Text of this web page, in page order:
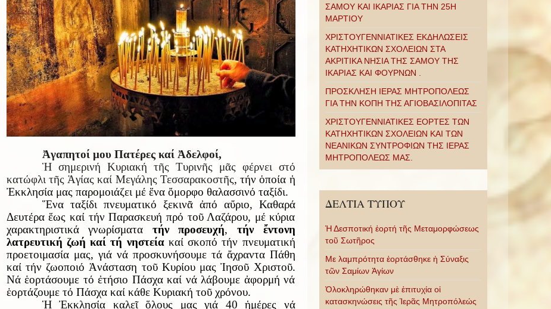
Ἀγαπητοί μου Πατέρες καί Ἀδελφοί,
Ἡ σημερινή Κυριακή τῆς Τυρινῆς μᾶς φέρνει στό
κατώφλι τῆς Ἁγίας καί Μεγάλης Τεσσαρακοστῆς, τήν ὁποία ἡ
Ἐκκλησία μας παρομοιάζει μέ ἕνα ὄμορφο θαλασσινό ταξίδι.
Ἕνα ταξίδι πνευματικό ξεκινᾶ ἀπό αὔριο, Καθαρά
Δευτέρα ἕως καί τήν Παρασκευή πρό τοῦ Λαζάρου, μέ κύρια
χαρακτηριστικά γνωρίσματα τήν προσευχή, τήν ἔντονη
λατρευτική ζωή καί τή νηστεία καί σκοπό τήν πνευματική
προετοιμασία μας, γιά νά προσκυνήσουμε τά ἄχραντα Πάθη
καί τήν ζωοποιό Ἀνάσταση τοῦ Κυρίου μας Ἰησοῦ Χριστοῦ.
Νά ἑορτάσουμε τό ἐτήσιο Πάσχα καί νά λάβουμε ἀφορμή νά
ἑορτάζουμε τό Πάσχα καί κάθε Κυριακή τοῦ χρόνου.
Ἡ Ἐκκλησία καλεῖ ὅλους μας γιά 40 ἡμέρες νά
ΣΑΜΟΥ ΚΑΙ ΙΚΑΡΙΑΣ ΓΙΑ ΤΗΝ 25Η
ΜΑΡΤΙΟΥ
ΧΡΙΣΤΟΥΓΕΝΝΙΑΤΙΚΕΣ ΕΚΔΗΛΩΣΕΙΣ
ΚΑΤΗΧΗΤΙΚΩΝ ΣΧΟΛΕΙΩΝ ΣΤΑ
ΑΚΡΙΤΙΚΑ ΝΗΣΙΑ ΤΗΣ ΣΑΜΟΥ ΤΗΣ
ΙΚΑΡΙΑΣ ΚΑΙ ΦΟΥΡΝΩΝ .
ΠΡΟΣΚΛΗΣΗ ΙΕΡΑΣ ΜΗΤΡΟΠΟΛΕΩΣ
ΓΙΑ ΤΗΝ ΚΟΠΗ ΤΗΣ ΑΓΙΟΒΑΣΙΛΟΠΙΤΑΣ
ΧΡΙΣΤΟΥΓΕΝΝΙΑΤΙΚΕΣ ΕΟΡΤΕΣ ΤΩΝ
ΚΑΤΗΧΗΤΙΚΩΝ ΣΧΟΛΕΙΩΝ ΚΑΙ ΤΩΝ
ΝΕΑΝΙΚΩΝ ΣΥΝΤΡΟΦΙΩΝ ΤΗΣ ΙΕΡΑΣ
ΜΗΤΡΟΠΟΛΕΩΣ ΜΑΣ.
ΔΕΛΤΙΑ ΤΥΠΟΥ
Ἡ Δεσποτική ἑορτή τῆς Μεταμορφώσεως
τοῦ Σωτῆρος
Με λαμπρότητα ἑορτάσθηκε ἡ Σύναξις
τῶν Σαμίων Ἁγίων
Ὁλοκληρώθηκαν μὲ ἐπιτυχία οἱ
κατασκηνώσεις τῆς Ἱερᾶς Μητροπόλεώς